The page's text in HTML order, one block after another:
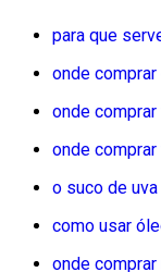
para que
onde
onde
onde
o suco de uva
como usar
onde